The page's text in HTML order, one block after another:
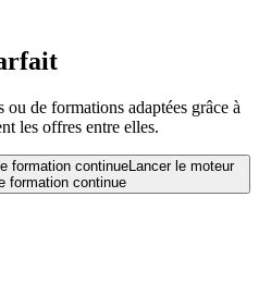
de formations adaptées grâce à
les offres entre elles.
formation continueLancer le moteur
formation continue